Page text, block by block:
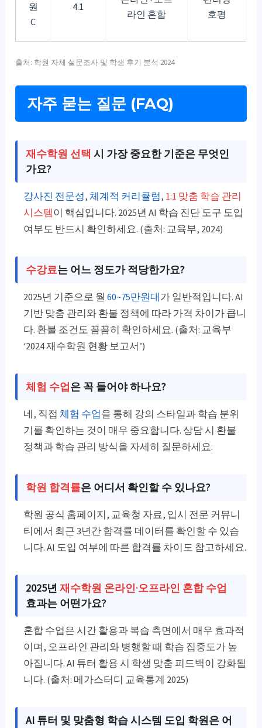
원
C
4.1
라인 혼합
호평
출처: 학원 자체 설문조사 및 학생 후기 분석 2024
자주 묻는 질문 (FAQ)
재수학원 선택 시 가장 중요한 기준은 무엇인
가요?
강사진 전문성,체계적 커리큘럼, 1:1 맞춤 학습 관리
시스템이 핵심입니다. 2025년 AI 학습 진단 도구 도입
여부도 반드시 확인하세요. (출처: 교육부, 2024)
수강료는 어느 정도가 적당한가요?
2025년 기준으로 월60~75만원대가 일반적입니다. AI
기반 맞춤 관리와 환불 정책에 따라 가격 차이가 큽니
다. 환불 조건도 꼼꼼히 확인하세요. (출처: 교육부
‘2024 재수학원 현황 보고서’)
체험 수업은 꼭 들어야 하나요?
네, 직접체험 수업을 통해 강의 스타일과 학습 분위
기를 확인하는 것이 매우 중요합니다. 상담 시 환불
정책과 학습 관리 방식을 자세히 질문하세요.
학원 합격률은 어디서 확인할 수 있나요?
학원 공식 홈페이지, 교육청 자료, 입시 전문 커뮤니
티에서 최근 3년간 합격률 데이터를 확인할 수 있습
니다. AI 도입 여부에 따른 합격률 차이도 참고하세요.
2025년재수학원 온라인·오프라인 혼합 수업
효과는 어떤가요?
혼합 수업은 시간 활용과 복습 측면에서 매우 효과적
이며, 오프라인 관리와 병행할 때 학습 집중도가 높
아집니다. AI 튜터 활용 시 학생 맞춤 피드백이 강화됩
니다. (출처: 메가스터디 교육통계 2025)
AI 튜터 및 맞춤형 학습 시스템 도입 학원은 어